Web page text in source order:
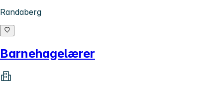
Randaberg
Barnehagelærer